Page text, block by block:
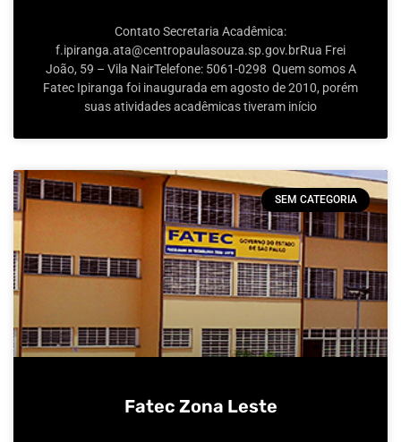
Contato Secretaria Acadêmica:
f.ipiranga.ata@centropaulasouza.sp.gov.brRua Frei
João, 59 – Vila NairTelefone: 5061-0298 Quem somos A
Fatec Ipiranga foi inaugurada em agosto de 2010, porém
suas atividades acadêmicas tiveram início
SEM CATEGORIA
Fatec Zona Leste